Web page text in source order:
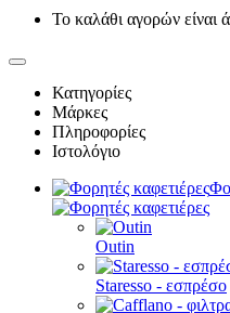
Το καλάθι αγορών είναι
Κατηγορίες
Μάρκες
Πληροφορίες
Ιστολόγιο
Outin
Staresso - εσπρέσο